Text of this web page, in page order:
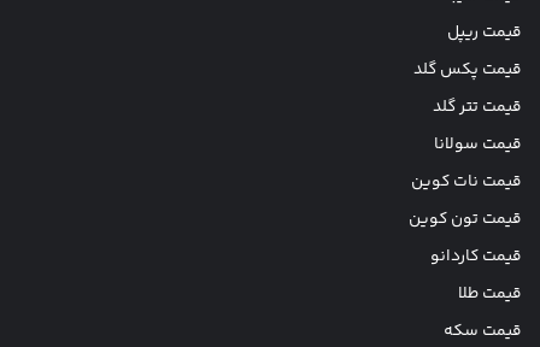
قیمت ریپل
قیمت پکس گلد
قیمت تتر گلد
قیمت سولانا
قیمت نات کوین
قیمت تون کوین
قیمت کاردانو
قیمت طلا
قیمت سکه